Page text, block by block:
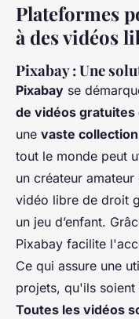
Plateformes
à des vidéos
Pixabay : Une
Pixabay se
de vidéos gratuites
une vaste
tout le monde peut
un créateur
vidéo libre de droit
un jeu d’enfant.
Pixabay facilite
Ce qui assure une
projets, qu'ils
Toutes les vidéos